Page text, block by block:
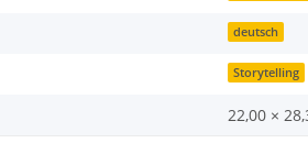
deutsch
Storytelling
22,00 ×